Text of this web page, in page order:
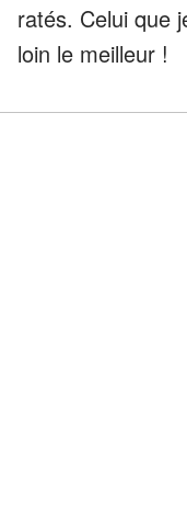
ratés. Celui que
loin le meilleur !